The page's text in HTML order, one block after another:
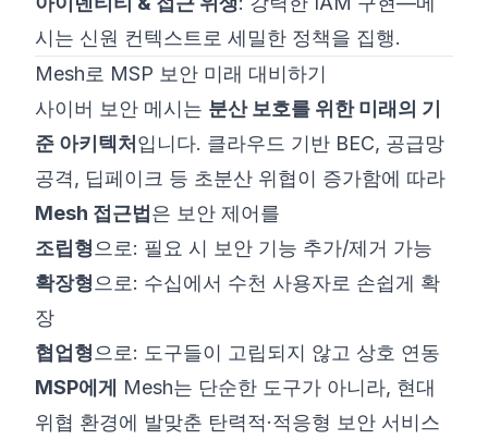
시는 신원 컨텍스트로 세밀한 정책을 집행.
Mesh로 MSP 보안 미래 대비하기
사이버 보안 메시는 분산 보호를 위한 미래의 기
준 아키텍처 입니다. 클라우드 기반 BEC, 공급망
공격, 딥페이크 등 초분산 위협이 증가함에 따라
Mesh 접근법 은 보안 제어를
조립형 으로: 필요 시 보안 기능 추가/제거 가능
확장형 으로: 수십에서 수천 사용자로 손쉽게 확
장
협업형 으로: 도구들이 고립되지 않고 상호 연동
MSP에게 Mesh는 단순한 도구가 아니라, 현대
위협 환경에 발맞춘 탄력적·적응형 보안 서비스